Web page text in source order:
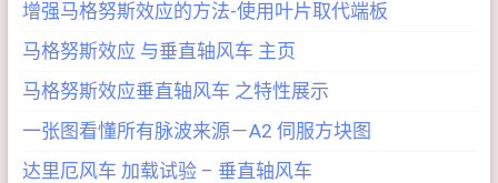
增强马格努斯效应的方法-使用叶片取代端板
马格努斯效应 与垂直轴风车 主页
马格努斯效应垂直轴风车 之特性展示
一张图看懂所有脉波来源－A2 伺服方块图
达里厄风车 加载试验 – 垂直轴风车